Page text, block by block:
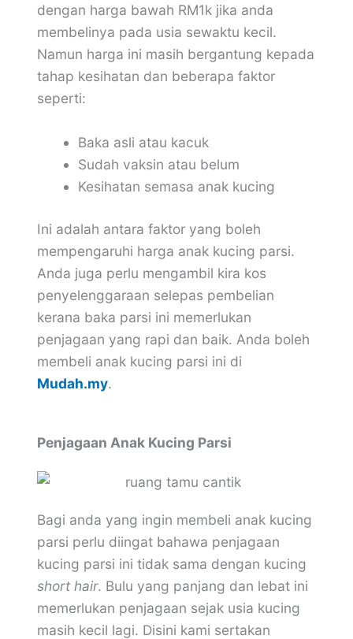
dengan harga bawah RM1k jika anda
membelinya pada usia sewaktu kecil.
Namun harga ini masih bergantung kepada
tahap kesihatan dan beberapa faktor
seperti:
Baka asli atau kacuk
Sudah vaksin atau belum
Kesihatan semasa anak kucing
Ini adalah antara faktor yang boleh
mempengaruhi harga anak kucing parsi.
Anda juga perlu mengambil kira kos
penyelenggaraan selepas pembelian
kerana baka parsi ini memerlukan
penjagaan yang rapi dan baik. Anda boleh
membeli anak kucing parsi ini di
Mudah.my.
Penjagaan Anak Kucing Parsi
Bagi anda yang ingin membeli anak kucing
parsi perlu diingat bahawa penjagaan
kucing parsi ini tidak sama dengan kucing
short hair. Bulu yang panjang dan lebat ini
memerlukan penjagaan sejak usia kucing
masih kecil lagi. Disini kami sertakan